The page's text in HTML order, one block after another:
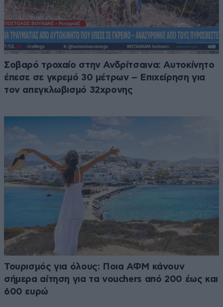
Σοβαρό τροχαίο στην Ανδρίτσαινα: Αυτοκίνητο
έπεσε σε γκρεμό 30 μέτρων – Επιχείρηση για
τον απεγκλωβισμό 32χρονης
Τουρισμός για όλους: Ποια ΑΦΜ κάνουν
σήμερα αίτηση για τα vouchers από 200 έως και
600 ευρώ